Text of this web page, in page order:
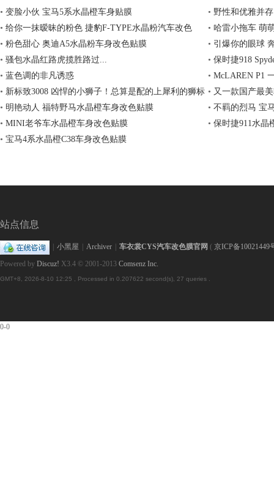
保
• 变脸小伙 宝马5系水晶橙车身贴膜 • 野性和优雅并
• 给你一抹暧昧的粉色 捷豹F-TYPE水晶粉汽车改色 • 哈雷小拖车 萌
• 粉色甜心 奥迪A5水晶粉车身改色贴膜 • 引爆你的眼球
• 骚包水晶红路虎揽胜路过... • 保时捷918
• 蓝色调的非凡诱惑 • McLAREN P1
• 新标致3008 凶悍的小狮子！总算是配的上犀利的狮标
了!
• 又一款国产最
• 明艳动人 福特野马水晶橙车身改色贴膜 • 不羁的烈马 宝
• MINI老爷车水晶橙车身改色贴膜 • 保时捷911水晶
• 宝马4系水晶橙C38车身改色贴膜
站点信息
小黑屋 Archiver 车衣裳CYS汽车改色膜官网 ( 京ICP备10021449
Powered by Discuz! X3.4 © 2001-2013 Comsenz Inc.
GMT+8, 2026-8-10 12:25 , Processed in 0.207622 second(s), 27 queries .
0-0